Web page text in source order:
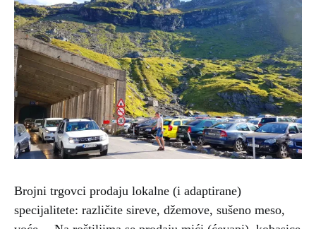
Brojni trgovci prodaju lokalne (i adaptirane)
specijalitete: različite sireve, džemove, sušeno meso,